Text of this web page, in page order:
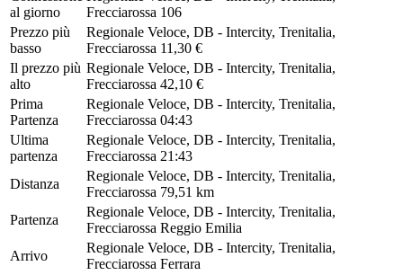
al giorno
Frecciarossa 106
Prezzo più
basso
Regionale Veloce, DB - Intercity, Trenitalia,
Frecciarossa 11,30 €
Il prezzo più
alto
Regionale Veloce, DB - Intercity, Trenitalia,
Frecciarossa 42,10 €
Prima
Partenza
Regionale Veloce, DB - Intercity, Trenitalia,
Frecciarossa 04:43
Ultima
partenza
Regionale Veloce, DB - Intercity, Trenitalia,
Frecciarossa 21:43
Distanza
Regionale Veloce, DB - Intercity, Trenitalia,
Frecciarossa 79,51 km
Partenza
Regionale Veloce, DB - Intercity, Trenitalia,
Frecciarossa Reggio Emilia
Arrivo
Regionale Veloce, DB - Intercity, Trenitalia,
Frecciarossa Ferrara